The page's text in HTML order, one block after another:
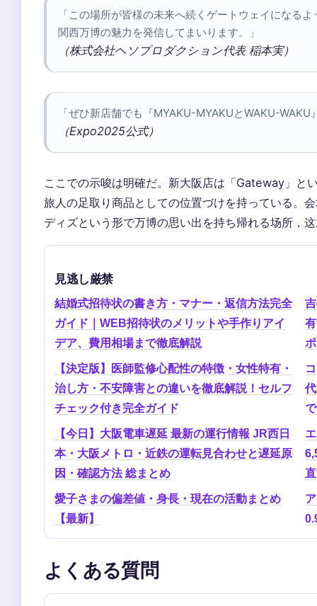
「この場所が皆様の未来へ続くゲートウェイになる
関西万博の魅力を発信してまいります。」
（株式会社ヘソプロダクション代表 稲本実）
「ぜひ新店舗でも『MYAKU-MYAKUとWAKU-
（Expo2025公式）
ここでの示唆は明確だ。新大阪店は「Gateway」と
旅人の足取り商品としての位置づけを持っている。
ディズという形で万博の思い出を持ち帰れる场所，
見逃し厳禁
結婚式招待状の書き方・マナー・返信方法完全
ガイド｜WEB招待状のメリットや手作りアイ
デア、費用相場まで徹底解説
【決定版】医師監修心配性の特徴・女性特有・
治し方・不安障害との違いを徹底解説！セルフ
チェック付き完全ガイド
【今日】大阪電車遅延 最新の運行情報 JR西日
本・大阪メトロ・近鉄の運転見合わせと遅延原
因・確認方法 総まとめ
愛子さまの偏差値・身長・現在の活動まとめ
【最新】
よくある質問